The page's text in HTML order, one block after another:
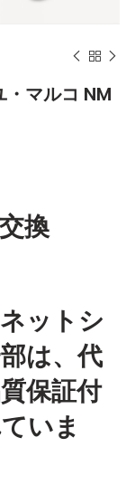
・マルコ NM
換
ットシ
は、代
保証付
いま